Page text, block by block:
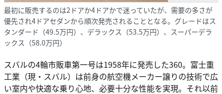
最初に販売するのは2ドアか4ドアかで迷っていたが、需要の多さが
優先され4ドアセダンから順次発売されることとなる。グレードはス
タンダード（49.5万円）、デラックス（53.5万円）、スーパーデラ
ックス（58.0万円）
スバルの4輪市販車第一号は1958年に発売した360。富士重
工業（現・スバル）は前身の航空機メーカー譲りの技術で広
い室内や快適な乗り心地、必要十分な性能を実現。それ以前